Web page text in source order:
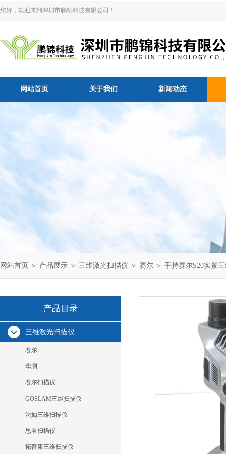
您好，欢迎来到深圳市鹏锦科技有限公司！
网站首页 关于我们 新闻动态
网站首页 ＞ 产品展示 ＞ 三维激光扫描仪 ＞ 赛尔 ＞ 手持赛尔S20实景
产品目录
三维激光扫描仪
赛尔
华测
赛尔扫描仪
GOSLAM三维扫描仪
法如三维扫描仪
思看扫描仪
拓普康三维扫描仪